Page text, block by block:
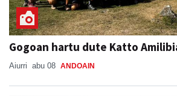
Gogoan hartu dute Katto
Aiurri abu 08 ANDOAIN